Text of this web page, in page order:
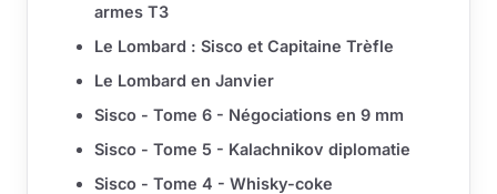
armes T3
Le Lombard : Sisco et Capitaine Trèfle
Le Lombard en Janvier
Sisco - Tome 6 - Négociations en 9 mm
Sisco - Tome 5 - Kalachnikov diplomatie
Sisco - Tome 4 - Whisky-coke